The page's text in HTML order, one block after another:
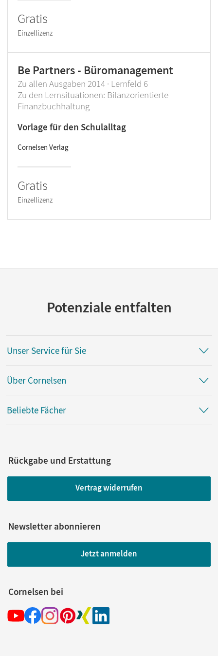
Gratis
Einzellizenz
Be Partners - Büromanagement
Zu allen Ausgaben 2014 · Lernfeld 6
Zu den Lernsituationen: Bilanzorientierte
Finanzbuchhaltung
Vorlage für den Schulalltag
Cornelsen Verlag
Gratis
Einzellizenz
Potenziale entfalten
Unser Service für Sie
Über Cornelsen
Beliebte Fächer
Rückgabe und Erstattung
Vertrag widerrufen
Newsletter abonnieren
Jetzt anmelden
Cornelsen bei